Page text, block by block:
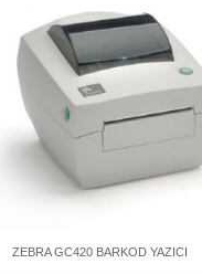
ZEBRA GC420 BARKOD YAZICI